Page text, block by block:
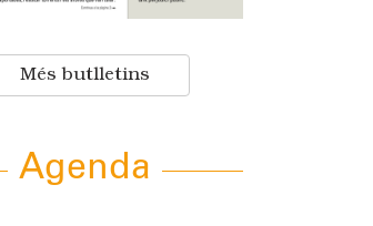
Més butlletins
Agenda